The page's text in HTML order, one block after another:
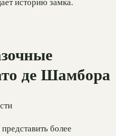
историю замка.
де Шамбора
более